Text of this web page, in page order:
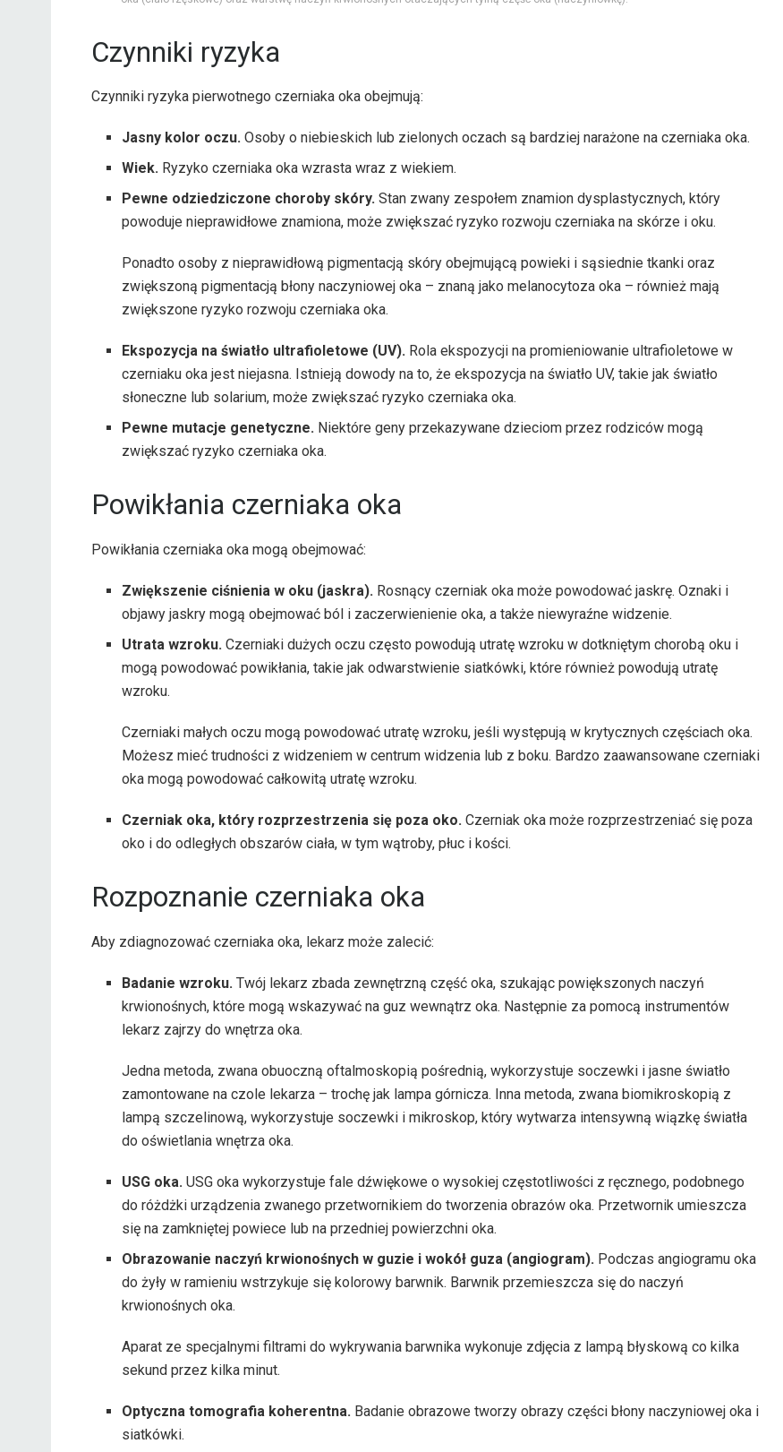
Czynniki ryzyka
Czynniki ryzyka pierwotnego czerniaka oka obejmują:
Jasny kolor oczu. Osoby o niebieskich lub zielonych oczach są bardziej narażone na czerniaka oka.
Wiek. Ryzyko czerniaka oka wzrasta wraz z wiekiem.
Pewne odziedziczone choroby skóry. Stan zwany zespołem znamion dysplastycznych, który
powoduje nieprawidłowe znamiona, może zwiększać ryzyko rozwoju czerniaka na skórze i oku.
Ponadto osoby z nieprawidłową pigmentacją skóry obejmującą powieki i sąsiednie tkanki oraz
zwiększoną pigmentacją błony naczyniowej oka – znaną jako melanocytoza oka – również mają
zwiększone ryzyko rozwoju czerniaka oka.
Ekspozycja na światło ultrafioletowe (UV). Rola ekspozycji na promieniowanie ultrafioletowe w
czerniaku oka jest niejasna. Istnieją dowody na to, że ekspozycja na światło UV, takie jak światło
słoneczne lub solarium, może zwiększać ryzyko czerniaka oka.
Pewne mutacje genetyczne. Niektóre geny przekazywane dzieciom przez rodziców mogą
zwiększać ryzyko czerniaka oka.
Powikłania czerniaka oka
Powikłania czerniaka oka mogą obejmować:
Zwiększenie ciśnienia w oku (jaskra). Rosnący czerniak oka może powodować jaskrę. Oznaki i
objawy jaskry mogą obejmować ból i zaczerwienienie oka, a także niewyraźne widzenie.
Utrata wzroku. Czerniaki dużych oczu często powodują utratę wzroku w dotkniętym chorobą oku i
mogą powodować powikłania, takie jak odwarstwienie siatkówki, które również powodują utratę
wzroku.
Czerniaki małych oczu mogą powodować utratę wzroku, jeśli występują w krytycznych częściach oka.
Możesz mieć trudności z widzeniem w centrum widzenia lub z boku. Bardzo zaawansowane czerniaki
oka mogą powodować całkowitą utratę wzroku.
Czerniak oka, który rozprzestrzenia się poza oko. Czerniak oka może rozprzestrzeniać się poza
oko i do odległych obszarów ciała, w tym wątroby, płuc i kości.
Rozpoznanie czerniaka oka
Aby zdiagnozować czerniaka oka, lekarz może zalecić:
Badanie wzroku. Twój lekarz zbada zewnętrzną część oka, szukając powiększonych naczyń
krwionośnych, które mogą wskazywać na guz wewnątrz oka. Następnie za pomocą instrumentów
lekarz zajrzy do wnętrza oka.
Jedna metoda, zwana obuoczną oftalmoskopią pośrednią, wykorzystuje soczewki i jasne światło
zamontowane na czole lekarza – trochę jak lampa górnicza. Inna metoda, zwana biomikroskopią z
lampą szczelinową, wykorzystuje soczewki i mikroskop, który wytwarza intensywną wiązkę światła
do oświetlania wnętrza oka.
USG oka. USG oka wykorzystuje fale dźwiękowe o wysokiej częstotliwości z ręcznego, podobnego
do różdżki urządzenia zwanego przetwornikiem do tworzenia obrazów oka. Przetwornik umieszcza
się na zamkniętej powiece lub na przedniej powierzchni oka.
Obrazowanie naczyń krwionośnych w guzie i wokół guza (angiogram). Podczas angiogramu oka
do żyły w ramieniu wstrzykuje się kolorowy barwnik. Barwnik przemieszcza się do naczyń
krwionośnych oka.
Aparat ze specjalnymi filtrami do wykrywania barwnika wykonuje zdjęcia z lampą błyskową co kilka
sekund przez kilka minut.
Optyczna tomografia koherentna. Badanie obrazowe tworzy obrazy części błony naczyniowej oka i
siatkówki.